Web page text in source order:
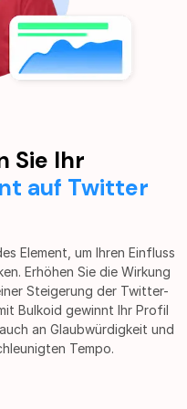
Sie Ihr
auf Twitter
Element, um Ihren Einfluss
Erhöhen Sie die Wirkung
Steigerung der Twitter-
Bulkoid gewinnt Ihr Profil
an Glaubwürdigkeit und
Tempo.